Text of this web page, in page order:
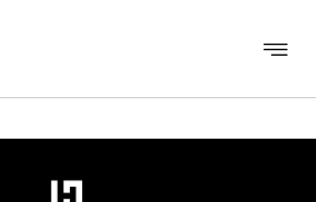
items_per_row="4"
id_category="715" /]